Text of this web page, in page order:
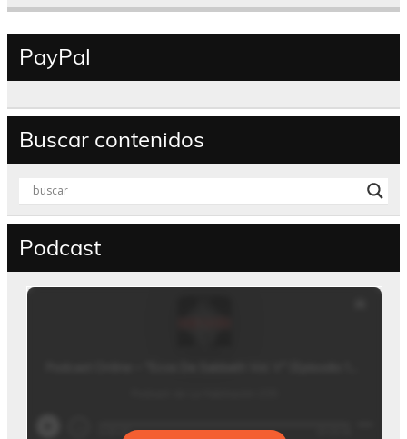
PayPal
Buscar contenidos
Podcast